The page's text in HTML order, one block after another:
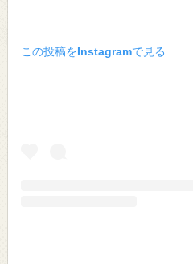
この投稿をInstagramで見る